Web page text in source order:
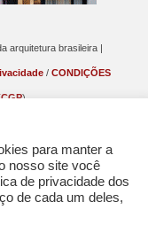
arquitetura brasileira |
/ CONDIÇÕES
)
para manter a
nosso site você
de privacidade dos
de cada um deles,